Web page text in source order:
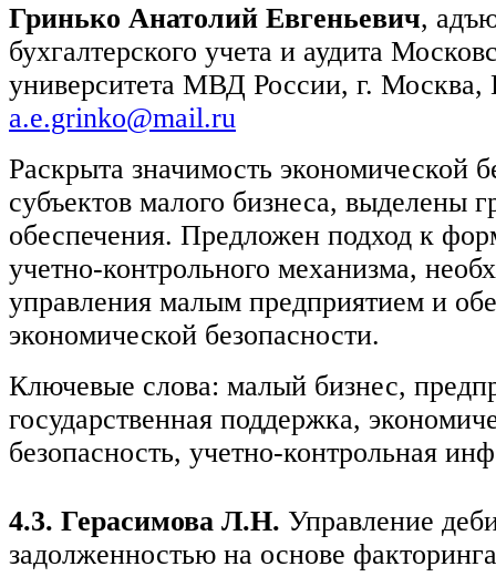
Гринько Анатолий Евгеньевич,
бухгалтерского учета и аудита
университета МВД России, г. Москва,
a.e.grinko@mail.ru
Раскрыта значимость экономической
субъектов малого бизнеса, выделены
обеспечения. Предложен подход к
учетно-контрольного механизма,
управления малым предприятием и
экономической безопасности.
Ключевые слова: малый бизнес,
государственная поддержка,
безопасность, учетно-контрольная
4.3. Герасимова Л.Н. Управление
задолженностью на основе факторинга